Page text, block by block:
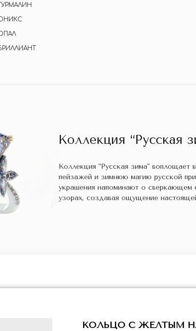
Коллекция “Русская
Коллекция "Русская зима" воплощает
пейзажей и зимнюю магию русской
украшения напоминают о сверкающем
узорах, создавая ощущение
КОЛЬЦО С ЖЕЛТЫМ